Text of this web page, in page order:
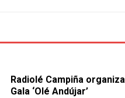
Radiolé Campiña
Gala ‘Olé Andújar’